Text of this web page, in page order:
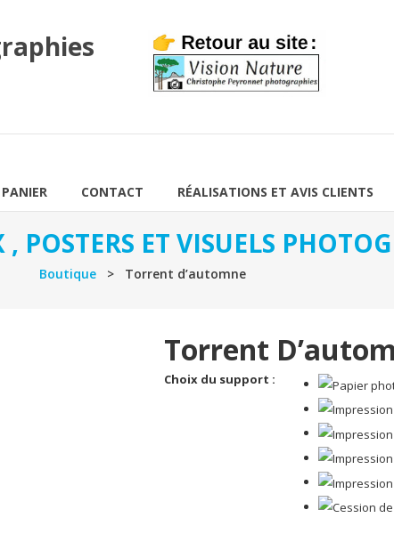
PANIER CONTACT RÉALISATIONS ET AVIS CLIENTS
POSTERS ET VISUELS
Boutique > Torrent d’automne
Torrent
Choix du support :